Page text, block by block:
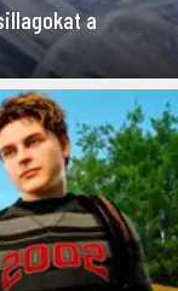
a